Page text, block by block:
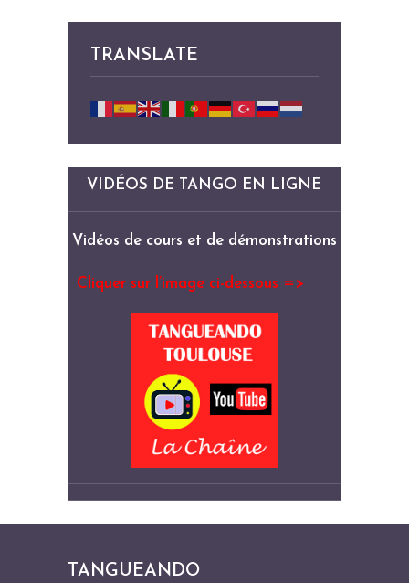
TRANSLATE
VIDÉOS DE TANGO EN LIGNE
Vidéos de cours et de démonstrations
Cliquer sur l’image ci-dessous =>
TANGUEANDO